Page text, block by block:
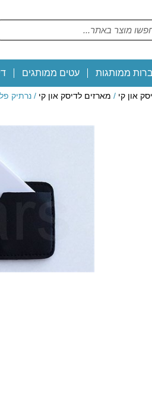
ממותגות עטים ממותגים
און קי / מארזים לדיסק און קי / נרתיק